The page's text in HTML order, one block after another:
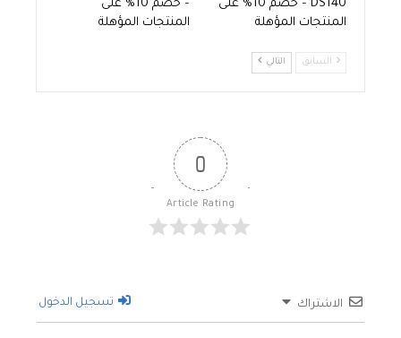
DS140 – خصم 10% على
المنتجات المؤهلة
– خصم 10% على
المنتجات المؤهلة
السابق التالي
0
Article Rating
الاشتراك تسجيل الدخول